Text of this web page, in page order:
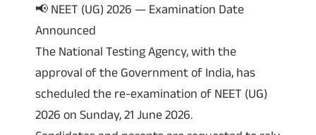
📢 NEET (UG) 2026 — Examination Date
Announced
The National Testing Agency, with the
approval of the Government of India, has
scheduled the re-examination of NEET (UG)
2026 on Sunday, 21 June 2026.